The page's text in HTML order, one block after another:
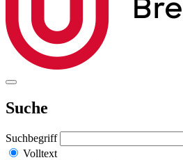
Suche
Suchbegriff
Volltext